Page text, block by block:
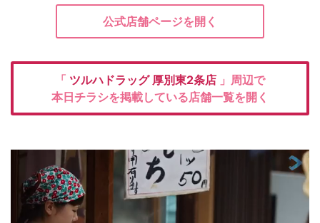
公式店舗ページを開く
「 ツルハドラッグ 厚別東2条店 」周辺で
本日チラシを掲載している店舗一覧を開く